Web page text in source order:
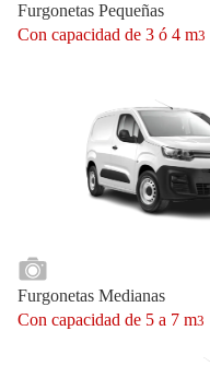
Furgonetas Pequeñas
Con capacidad de 3 ó 4 m3
Furgonetas Medianas
Con capacidad de 5 a 7 m3